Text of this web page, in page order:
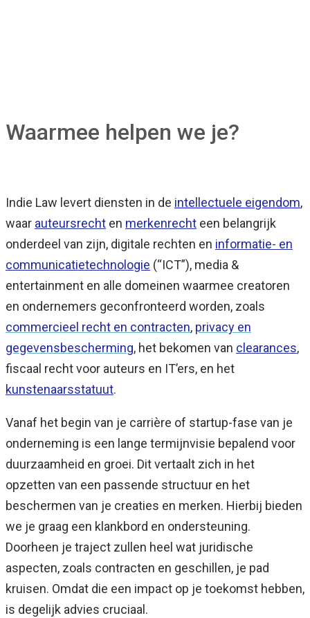
Waarmee helpen we je?
Indie Law levert diensten in de intellectuele eigendom,
waar auteursrecht en merkenrecht een belangrijk
onderdeel van zijn, digitale rechten en informatie- en
communicatietechnologie (“ICT”), media &
entertainment en alle domeinen waarmee creatoren
en ondernemers geconfronteerd worden, zoals
commercieel recht en contracten, privacy en
gegevensbescherming, het bekomen van clearances,
fiscaal recht voor auteurs en IT’ers, en het
kunstenaarsstatuut.
Vanaf het begin van je carrière of startup-fase van je
onderneming is een lange termijnvisie bepalend voor
duurzaamheid en groei. Dit vertaalt zich in het
opzetten van een passende structuur en het
beschermen van je creaties en merken. Hierbij bieden
we je graag een klankbord en ondersteuning.
Doorheen je traject zullen heel wat juridische
aspecten, zoals contracten en geschillen, je pad
kruisen. Omdat die een impact op je toekomst hebben,
is degelijk advies cruciaal.